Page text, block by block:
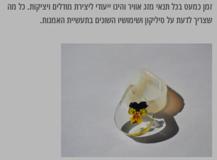
זמן כמעט בכל תנאי מזג אוויר והינו ייעודי ליצירת מודלים ויציקות. כל מה
שצריך לדעת על סיליקון ושימושיו השונים בתעשיית האמנות.